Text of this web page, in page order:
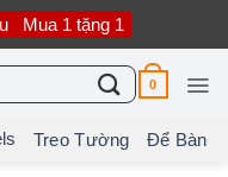
Mua 1 tặng 1
0
Treo Tường Để Bàn